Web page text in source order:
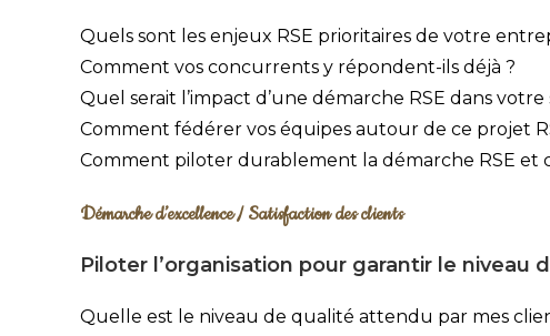
Quels sont les enjeux RSE prioritaires de votre
Comment vos concurrents y répondent-ils déjà ?
Quel serait l’impact d’une démarche RSE dans
Comment fédérer vos équipes autour de ce projet
Comment piloter durablement la démarche RSE et
Démarche d’excellence / Satisfaction des clients
Piloter l’organisation pour garantir le niveau
Quelle est le niveau de qualité attendu par mes